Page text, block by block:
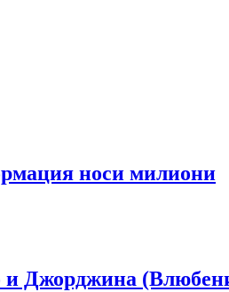
носи милиони
и Джорджина